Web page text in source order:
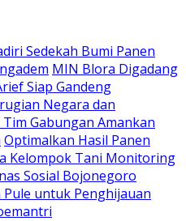
Sedekah Bumi Panen
MIN Blora Digadang
Siap Gandeng
Negara dan
Gabungan Amankan
Optimalkan Hasil Panen
Kelompok Tani Monitoring
Sosial Bojonegoro
untuk Penghijauan